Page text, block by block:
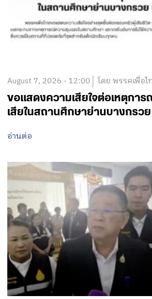
August 7, 2026 - 12:00 โดย พรรคเพื่อไ
ขอแสดงความเสียใจต่อเหตุกา
เสียในสถานศึกษาย่านบางกรว
อ่านต่อ